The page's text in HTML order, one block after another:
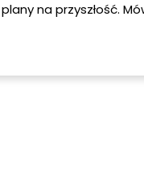
na przyszłość.
w tym ambaras, żeby